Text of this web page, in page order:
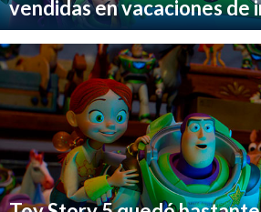
vendidas en vacaciones de